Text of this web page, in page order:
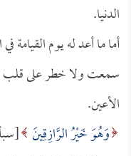
الدنيا.
أما ما أعد له يوم القيامة
سمعت ولا خطر على قلب
الأعين.
وَهُوَ خَيْرُ الرَّازِقِينَ [سبأ:39] وهو